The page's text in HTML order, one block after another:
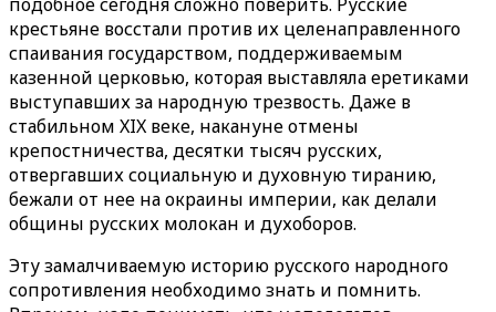
крестьяне восстали против их целенаправленного
спаивания государством, поддерживаемым
казенной церковью, которая выставляла еретиками
выступавших за народную трезвость. Даже в
стабильном XIX веке, накануне отмены
крепостничества, десятки тысяч русских,
отвергавших социальную и духовную тиранию,
бежали от нее на окраины империи, как делали
общины русских молокан и духоборов.
Эту замалчиваемую историю русского народного
сопротивления необходимо знать и помнить.